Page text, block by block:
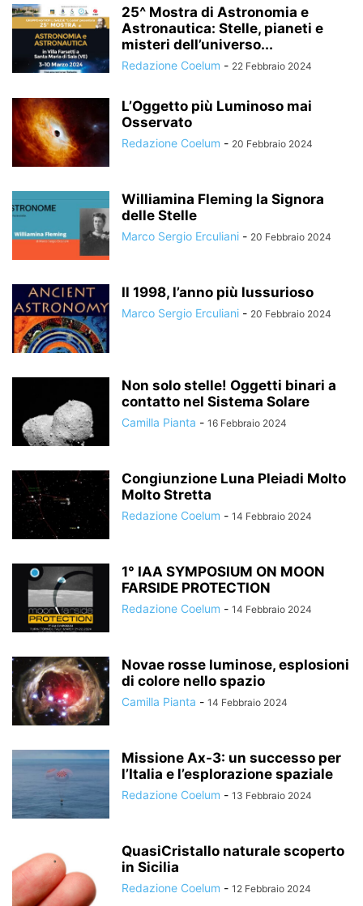
25^ Mostra di Astronomia e
Astronautica: Stelle, pianeti e
misteri dell’universo...
Redazione Coelum - 22 Febbraio 2024
L’Oggetto più Luminoso mai
Osservato
Redazione Coelum - 20 Febbraio 2024
Williamina Fleming la Signora
delle Stelle
Marco Sergio Erculiani - 20 Febbraio 2024
Il 1998, l’anno più lussurioso
Marco Sergio Erculiani - 20 Febbraio 2024
Non solo stelle! Oggetti binari a
contatto nel Sistema Solare
Camilla Pianta - 16 Febbraio 2024
Congiunzione Luna Pleiadi Molto
Molto Stretta
Redazione Coelum - 14 Febbraio 2024
1° IAA SYMPOSIUM ON MOON
FARSIDE PROTECTION
Redazione Coelum - 14 Febbraio 2024
Novae rosse luminose, esplosioni
di colore nello spazio
Camilla Pianta - 14 Febbraio 2024
Missione Ax-3: un successo per
l’Italia e l’esplorazione spaziale
Redazione Coelum - 13 Febbraio 2024
QuasiCristallo naturale scoperto
in Sicilia
Redazione Coelum - 12 Febbraio 2024